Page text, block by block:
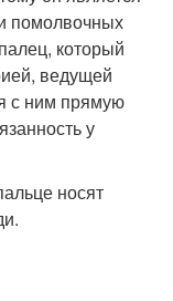
помолвочных
который
ведущей
с ним прямую
у
носят